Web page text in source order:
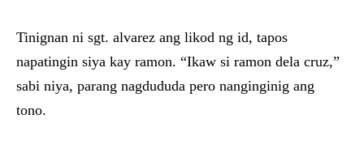
Tinignan ni sgt. alvarez ang likod ng id, tapos
napatingin siya kay ramon. “Ikaw si ramon dela cruz,”
sabi niya, parang nagdududa pero nanginginig ang
tono.